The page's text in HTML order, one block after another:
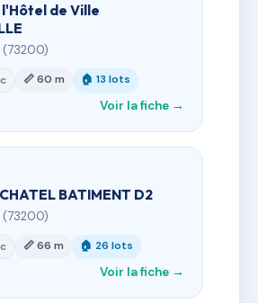
de Ville
(73200)
📏 60 m 🏠 13 lots
Voir la fiche →
BATIMENT D2
(73200)
📏 66 m 🏠 26 lots
Voir la fiche →